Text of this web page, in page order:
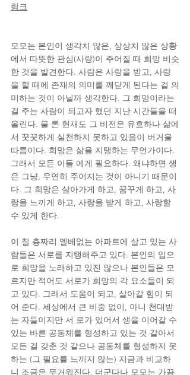
링크
모모는 본인이 생각치 않은, 상상치 않은 상황
에서 따뜻한 관심(사랑)이 주어질 때 희망 비슷
한 것을 발견한다. 사람은 사랑을 받고, 사랑
을 할 때에 존재의 의미를 깨닫게 된다는 걸 의
미하는 것이 아닐까 생각한다. 그 희망이라는
걸 주는 사람이 되고자 했던 지난 시간들을 떠
올린다. 물 론 현재도 그 비전은 유효하나 삶에
서 꿋꿋하게 실천하지 못하고 있음이 버거울
따름이다. 희망은 삶을 지탱하는 무언가이다.
그래서 모든 이들 에게 필요하다. 왜냐하면 생
은 그냥, 우연히 주어지는 것이 아니기 때문이
다. 그 희망은 살아가게 하고, 꿈꾸게 하고, 사
랑을 느끼게 하고, 사랑을 받게 하고, 사랑할
수 있게 한다.
이 칠 층짜리 엘베없는 아파트에 살고 있는 사
람들은 서로를 지탱해주고 있다. 본인의 입으
로 희망을 노래하고 있진 않으나 본인들은 모
르지만 적어도 서로가 희망의 각 요소들이 되
고 있다. 그래서 도움이 되고, 살아갈 힘이 되
어 준다. 세상에서 큰 비중 없이, 아니 천대받
는 자들이지만 서 로가 있어서 생을 이어갈 수
있는 바른 공동체를 형성하고 있는 것 같아서
모든 걸 갖춘 것 같으나 공동체를 형성하지 못
하는 (그 필요를 느끼지 않는) 지금과 비교하
니 조금은 무거워진다. 더군다나 모모는 가끔